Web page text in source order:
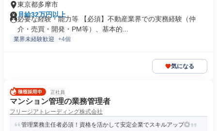
東京都多摩市
月給32万円以上
必要な経験・能力等 【必須】不動産業界での実務経験（仲
介・売買・開発・PM等）、基本的...
業界未経験歓迎 +4個
気になる
正社員
マンション管理の業務管理者
フリージアトレーディング株式会社
管理業務主任者必須！資格を活かして安定企業でスキルアップ◎